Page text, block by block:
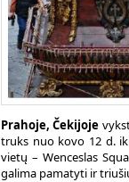
Prahoje, Čekijoje
truks nuo kovo 12 d.
vietų – Wenceslas
galima pamatyti ir